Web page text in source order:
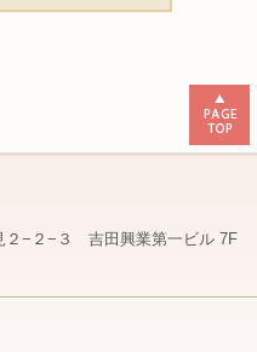
２−２−３ 吉田興業第一ビル 7F